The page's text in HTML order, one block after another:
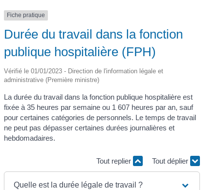
Fiche pratique
Durée du travail dans la fonction
publique hospitalière (FPH)
Vérifié le 01/01/2023 - Direction de l'information légale et
administrative (Première ministre)
La durée du travail dans la fonction publique hospitalière est
fixée à 35 heures par semaine ou 1 607 heures par an, sauf
pour certaines catégories de personnels. Le temps de travail
ne peut pas dépasser certaines durées journalières et
hebdomadaires.
Tout replier Tout déplier
Quelle est la durée légale de travail ?